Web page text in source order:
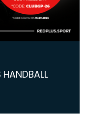
HANDBALL